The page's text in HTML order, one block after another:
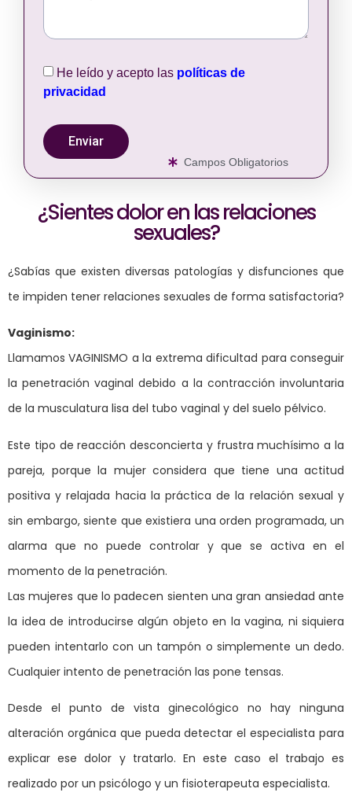
He leído y acepto las políticas de
privacidad
Enviar
Campos Obligatorios
¿Sientes dolor en las relaciones
sexuales?
¿Sabías que existen diversas patologías y disfunciones que
te impiden tener relaciones sexuales de forma satisfactoria?
Vaginismo:
Llamamos VAGINISMO a la extrema dificultad para conseguir
la penetración vaginal debido a la contracción involuntaria
de la musculatura lisa del tubo vaginal y del suelo pélvico.
Este tipo de reacción desconcierta y frustra muchísimo a la
pareja, porque la mujer considera que tiene una actitud
positiva y relajada hacia la práctica de la relación sexual y
sin embargo, siente que existiera una orden programada, un
alarma que no puede controlar y que se activa en el
momento de la penetración.
Las mujeres que lo padecen sienten una gran ansiedad ante
la idea de introducirse algún objeto en la vagina, ni siquiera
pueden intentarlo con un tampón o simplemente un dedo.
Cualquier intento de penetración las pone tensas.
Desde el punto de vista ginecológico no hay ninguna
alteración orgánica que pueda detectar el especialista para
explicar ese dolor y tratarlo. En este caso el trabajo es
realizado por un psicólogo y un fisioterapeuta especialista.